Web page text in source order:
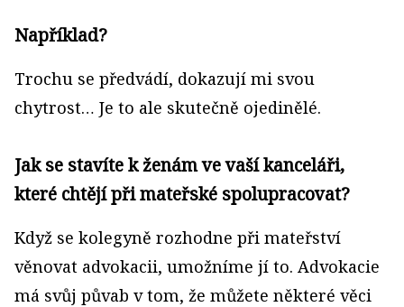
Například?
Trochu se předvádí, dokazují mi svou
chytrost… Je to ale skutečně ojedinělé.
Jak se stavíte k ženám ve vaší kanceláři,
které chtějí při mateřské spolupracovat?
Když se kolegyně rozhodne při mateřství
věnovat advokacii, umožníme jí to. Advokacie
má svůj půvab v tom, že můžete některé věci